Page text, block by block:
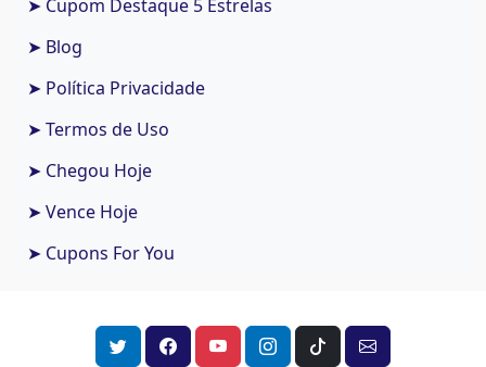
➤ Cupom Destaque 5 Estrelas
➤ Blog
➤ Política Privacidade
➤ Termos de Uso
➤ Chegou Hoje
➤ Vence Hoje
➤ Cupons For You